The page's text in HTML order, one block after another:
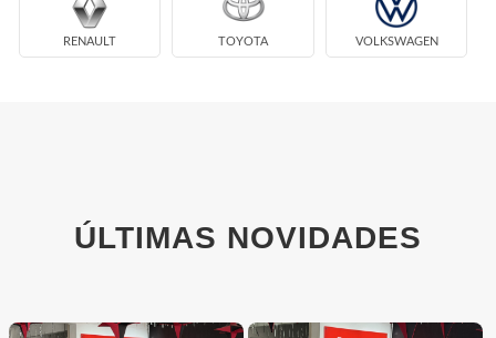
RENAULT TOYOTA VOLKSWAGEN
ÚLTIMAS NOVIDADES